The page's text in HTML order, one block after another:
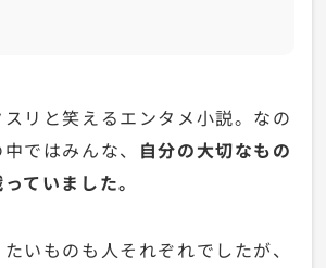
リと笑えるエンタメ小説。なの
ではみんな、 自分の大切なもの
ていました。
いものも人それぞれでしたが、